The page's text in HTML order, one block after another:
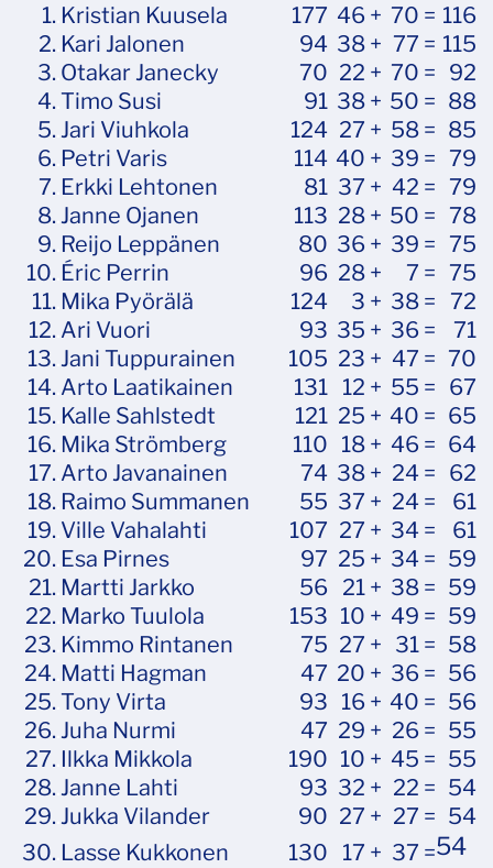
1. Kristian Kuusela 177 46 + 70 = 116
2. Kari Jalonen 94 38 + 77 = 115
3. Otakar Janecky 70 22 + 70 = 92
4. Timo Susi 91 38 + 50 = 88
5. Jari Viuhkola 124 27 + 58 = 85
6. Petri Varis 114 40 + 39 = 79
7. Erkki Lehtonen 81 37 + 42 = 79
8. Janne Ojanen 113 28 + 50 = 78
9. Reijo Leppänen 80 36 + 39 = 75
10. Éric Perrin 96 28 + 7 = 75
11. Mika Pyörälä 124 3 + 38 =
72
12. Ari Vuori 93 35 + 36 =
71
13. Jani Tuppurainen 105 23 + 47 = 70
14. Arto Laatikainen 131 12 + 55 = 67
15. Kalle Sahlstedt 121 25 + 40 = 65
16. Mika Strömberg 110 18 + 46 = 64
17. Arto Javanainen 74 38 + 24 = 62
18. Raimo Summanen 55 37 + 24 =
61
19. Ville Vahalahti 107 27 + 34 =
61
20. Esa Pirnes 97 25 + 34 = 59
21. Martti Jarkko 56 21 + 38 = 59
22. Marko Tuulola 153 10 + 49 = 59
23. Kimmo Rintanen 75 27 + 31 = 58
24. Matti Hagman 47 20 + 36 = 56
25. Tony Virta 93 16 + 40 = 56
26. Juha Nurmi 47 29 + 26 = 55
27. Ilkka Mikkola 190 10 + 45 = 55
28. Janne Lahti 93 32 + 22 = 54
29. Jukka Vilander 90 27 + 27 = 54
30. Lasse Kukkonen 130 17 + 37 =54